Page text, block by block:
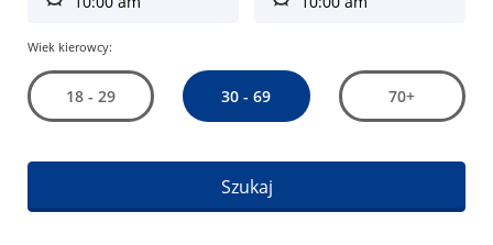
Wiek kierowcy:
18 - 29 30 - 69 70+
Szukaj